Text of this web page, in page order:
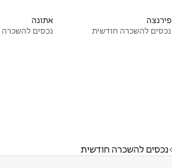
פירנצה
נכסים להשכרה חודשית
אתונה
נכסים להשכרה
נכסים להשכרה חודשית